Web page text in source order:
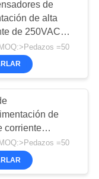
RF
25
anecoica EMC
de
de alta
de 250VAC
para cámara
de emc de
protegida por
=50
de
corriente
CA
de línea
Filtro de ruido
=50